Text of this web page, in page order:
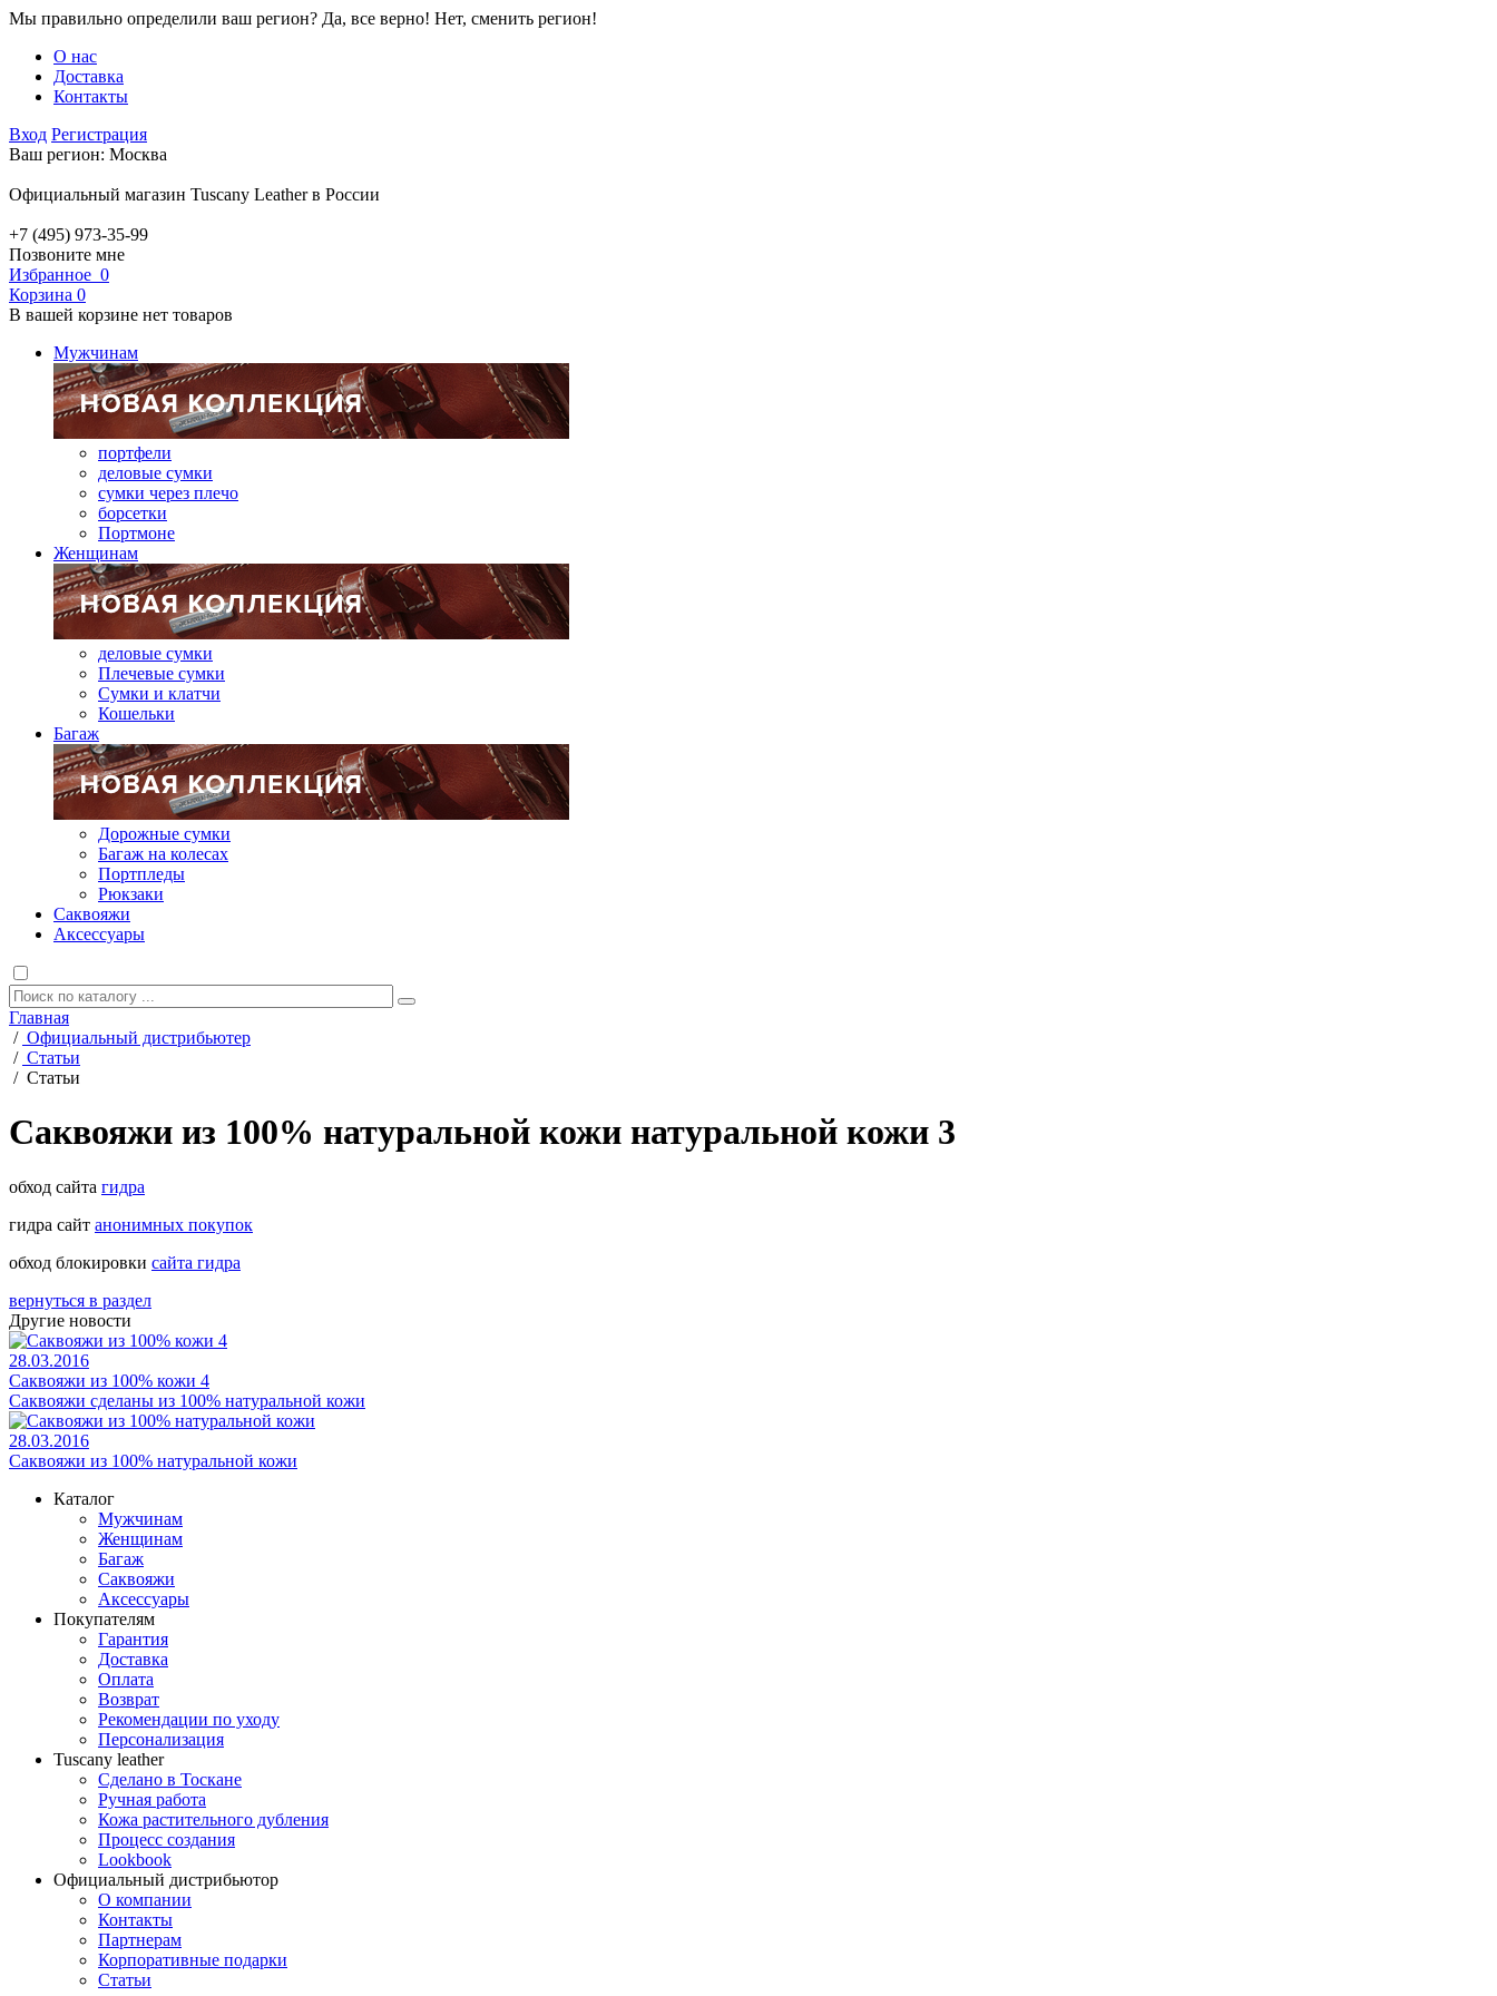
Мы правильно определили ваш регион? Да, все верно! Нет, сменить регион!
О нас
Доставка
Контакты
Вход Регистрация
Ваш регион: Москва
Официальный магазин Tuscany Leather в России
+7 (495) 973-35-99
Позвоните мне
Избранное 0
Корзина 0
В вашей корзине нет товаров
Мужчинам
портфели
деловые сумки
сумки через плечо
борсетки
Портмоне
Женщинам
деловые сумки
Плечевые сумки
Сумки и клатчи
Кошельки
Багаж
Дорожные сумки
Багаж на колесах
Портпледы
Рюкзаки
Саквояжи
Аксессуары
Главная
/ Официальный дистрибьютер
/ Статьи
/ Статьи
Саквояжи из 100% натуральной кожи натуральной кожи 3
обход сайта гидра
гидра сайт анонимных покупок
обход блокировки сайта гидра
вернуться в раздел
Другие новости
28.03.2016
Саквояжи из 100% кожи 4
Саквояжи сделаны из 100% натуральной кожи
28.03.2016
Саквояжи из 100% натуральной кожи
Каталог
Мужчинам
Женщинам
Багаж
Саквояжи
Аксессуары
Покупателям
Гарантия
Доставка
Оплата
Возврат
Рекомендации по уходу
Персонализация
Tuscany leather
Сделано в Тоскане
Ручная работа
Кожа растительного дубления
Процесс создания
Lookbook
Официальный дистрибьютор
О компании
Контакты
Партнерам
Корпоративные подарки
Статьи